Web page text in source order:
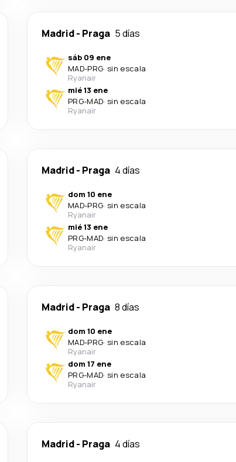
Madrid- Praga 5 días
sáb 09 ene
MAD-PRG· sin escala
Ryanair
mié 13 ene
PRG-MAD· sin escala
Ryanair
Madrid- Praga 4 días
dom 10 ene
MAD-PRG· sin escala
Ryanair
mié 13 ene
PRG-MAD· sin escala
Ryanair
Madrid- Praga 8 días
dom 10 ene
MAD-PRG· sin escala
Ryanair
dom 17 ene
PRG-MAD· sin escala
Ryanair
Madrid- Praga 4 días